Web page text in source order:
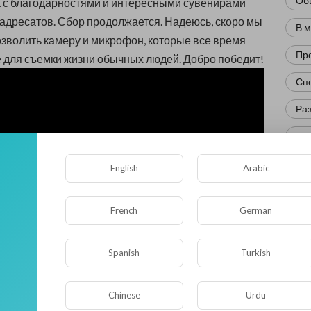
Сбор продолжается. Надеюсь, скоро мы
камеру и микрофон, которые все время
для съемки жизни обычных людей. Добро победит!
В
English Arabic
French German
Spanish Turkish
Chinese Urdu